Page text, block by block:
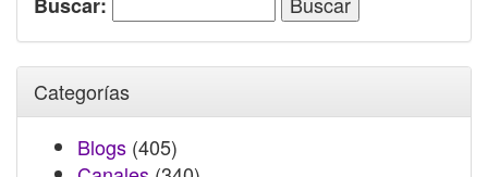
Categorías
Blogs (405)